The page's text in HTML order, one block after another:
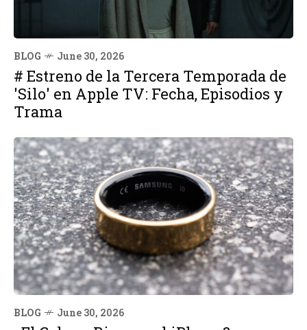
BLOG June 30, 2026
# Estreno de la Tercera Temporada de
'Silo' en Apple TV: Fecha, Episodios y
Trama
BLOG June 30, 2026